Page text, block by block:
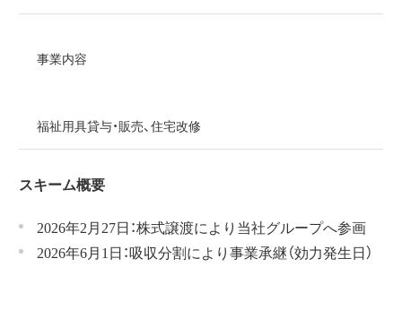
事業内容
福祉用具貸与・販売、住宅改修
スキーム概要
2026年2月27日：株式譲渡により当社グループへ参画
2026年6月1日：吸収分割により事業承継（効力発生日）